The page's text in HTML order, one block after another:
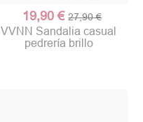
19,90 € 27,90 €
VVNN Sandalia casual
pedrería brillo